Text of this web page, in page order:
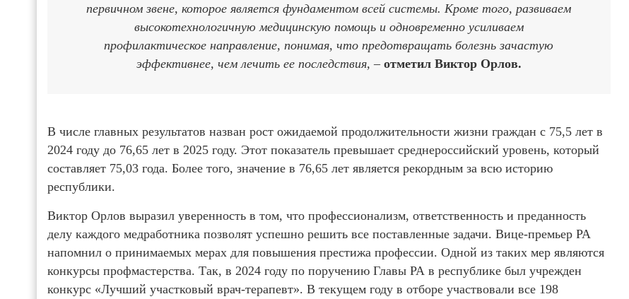
первичном звене, которое является фундаментом всей системы. Кроме того, развиваем
высокотехнологичную медицинскую помощь и одновременно усиливаем
профилактическое направление, понимая, что предотвращать болезнь зачастую
эффективнее, чем лечить ее последствия, – отметил Виктор Орлов.
В числе главных результатов назван рост ожидаемой продолжительности жизни граждан с 75,5 лет в
2024 году до 76,65 лет в 2025 году. Этот показатель превышает среднероссийский уровень, который
составляет 75,03 года. Более того, значение в 76,65 лет является рекордным за всю историю
республики.
Виктор Орлов выразил уверенность в том, что профессионализм, ответственность и преданность
делу каждого медработника позволят успешно решить все поставленные задачи. Вице-премьер РА
напомнил о принимаемых мерах для повышения престижа профессии. Одной из таких мер являются
конкурсы профмастерства. Так, в 2024 году по поручению Главы РА в республике был учрежден
конкурс «Лучший участковый врач-терапевт». В текущем году в отборе участвовали все 198